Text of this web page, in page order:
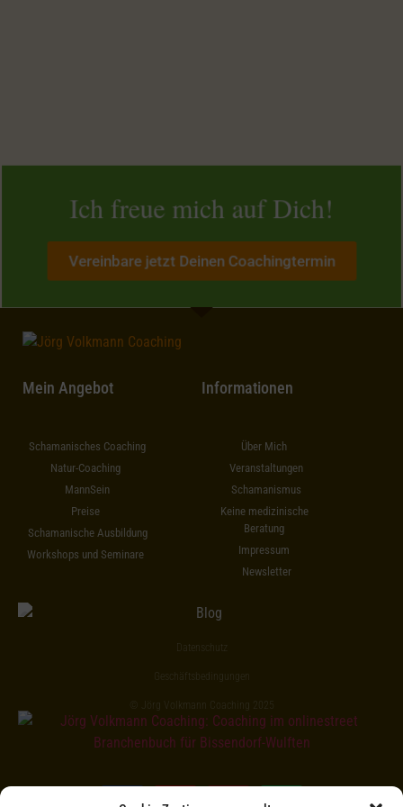
Ich freue mich auf Dich!
Vereinbare jetzt Deinen Coachingtermin
Mein Angebot
Schamanisches Coaching
Natur-Coaching
MannSein
Preise
Schamanische Ausbildung
Workshops und Seminare
Informationen
Über Mich
Veranstaltungen
Schamanismus
Keine medizinische
Beratung
Impressum
Newsletter
Datenschutz
Geschäftsbedingungen
© Jörg Volkmann Coaching 2025